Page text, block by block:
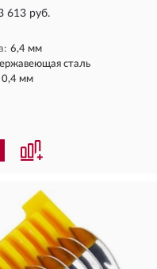
613 руб.
6,4 мм
сталь
0,4 мм